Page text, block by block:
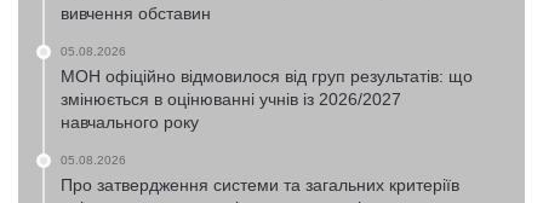
вивчення обставин
05.08.2026
МОН офіційно відмовилося від груп результатів: що
змінюється в оцінюванні учнів із 2026/2027
навчального року
05.08.2026
Про затвердження системи та загальних критеріїв